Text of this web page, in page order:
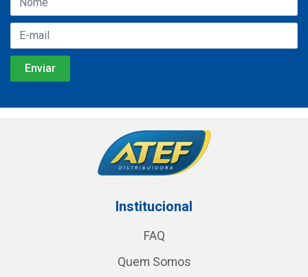
Institucional
FAQ
Quem Somos